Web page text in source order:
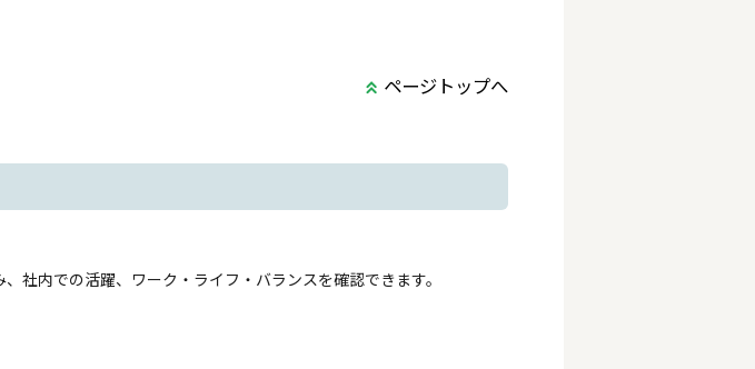
ページトップへ
内での活躍、ワーク・ライフ・バランスを確認できます。